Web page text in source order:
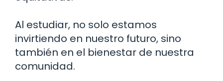
Al estudiar, no solo estamos
invirtiendo en nuestro futuro, sino
también en el bienestar de nuestra
comunidad.